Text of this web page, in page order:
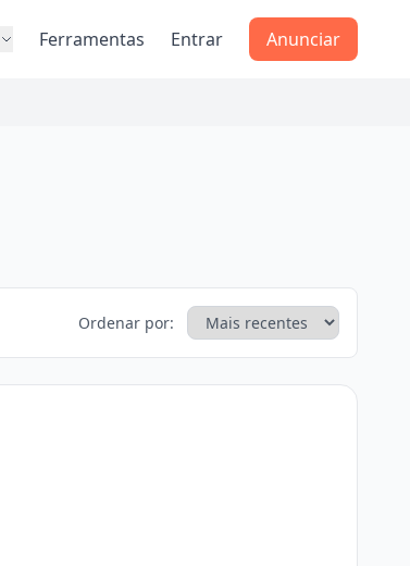
Ferramentas Entrar Anunciar
Ordenar por: